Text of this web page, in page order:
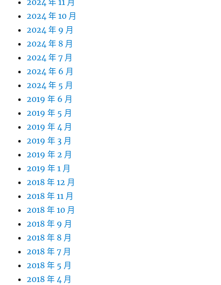
2024 年 11 月
2024 年 10 月
2024 年 9 月
2024 年 8 月
2024 年 7 月
2024 年 6 月
2024 年 5 月
2019 年 6 月
2019 年 5 月
2019 年 4 月
2019 年 3 月
2019 年 2 月
2019 年 1 月
2018 年 12 月
2018 年 11 月
2018 年 10 月
2018 年 9 月
2018 年 8 月
2018 年 7 月
2018 年 5 月
2018 年 4 月